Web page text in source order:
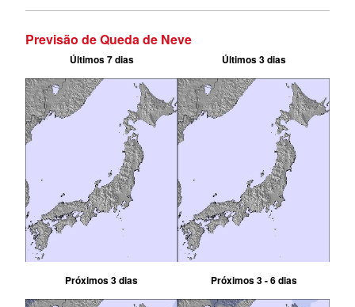
Previsão de Queda de Neve
Últimos 7 dias Últimos 3 dias
Próximos 3 dias Próximos 3 - 6 dias